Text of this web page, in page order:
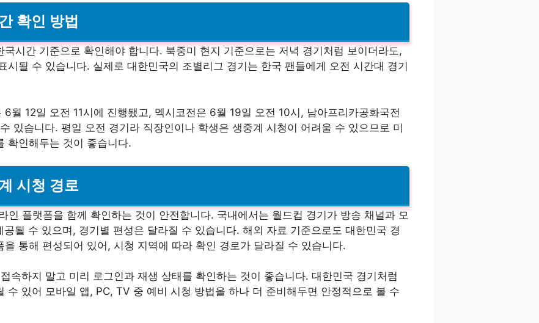
확인 방법
시간 기준으로 확인해야 합니다. 북중미 현지 기준으로는 저녁 경기처럼 보이더라도,
시될 수 있습니다. 실제로 대한민국의 조별리그 경기는 한국 팬들에게 오전 시간대 경기
월 12일 오전 11시에 진행됐고, 멕시코전은 6월 19일 오전 10시, 남아프리카공화국전
있습니다. 평일 오전 경기라 직장인이나 학생은 생중계 시청이 어려울 수 있으므로 미
확인해두는 것이 좋습니다.
시청 경로
인 플랫폼을 함께 확인하는 것이 안전합니다. 국내에서는 월드컵 경기가 방송 채널과 모
될 수 있으며, 경기별 편성은 달라질 수 있습니다. 해외 자료 기준으로도 대한민국 경
통해 편성되어 있어, 시청 지역에 따라 확인 경로가 달라질 수 있습니다.
속하지 말고 미리 로그인과 재생 상태를 확인하는 것이 좋습니다. 대한민국 경기처럼
수 있어 모바일 앱, PC, TV 중 예비 시청 방법을 하나 더 준비해두면 안정적으로 볼 수